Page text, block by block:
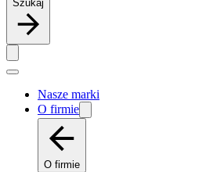
Szukaj
Nasze marki
O firmie
O firmie